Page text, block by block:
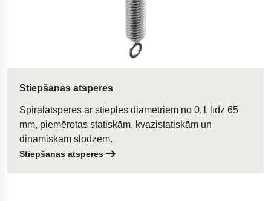
Stiepšanas atsperes
Spirālatsperes ar stieples diametriem no 0,1 līdz 65
mm, piemērotas statiskām, kvazistatiskām un
dinamiskām slodzēm.
Stiepšanas atsperes